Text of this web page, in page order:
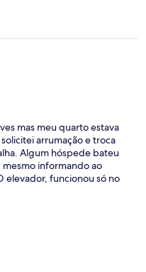
mas meu quarto estava
arrumação e troca
Algum hóspede bateu
informando ao
elevador, funcionou só no